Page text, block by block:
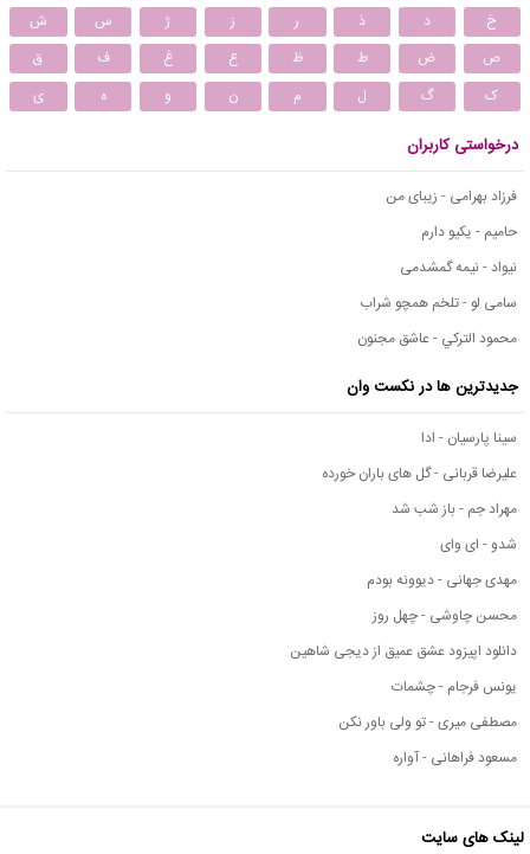
خ
د ذ ر ز ژ س
ش
ص
ض ط ظ ع غ ف
ق
ک
گ ل م ن و ه ی
درخواستی کاربران
فرزاد بهرامی - زیبای من
حامیم - یکیو دارم
نیواد - نیمه گمشدمی
سامی لو - تلخم همچو شراب
محمود التركي - عاشق مجنون
جدیدترین ها در نکست وان
سینا پارسیان - ادا
علیرضا قربانی - گل های باران خورده
مهراد جم - باز شب شد
شدو - ای وای
مهدی جهانی - دیوونه بودم
محسن چاوشی - چهل روز
دانلود اپیزود عشق عمیق از دیجی شاهین
یونس فرجام - چشمات
مصطفی میری - تو ولی باور نکن
مسعود فراهانی - آواره
لینک های سایت